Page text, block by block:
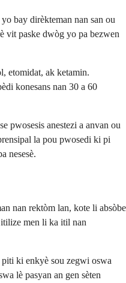
bay dirèkteman nan san ou
vit paske dwòg yo pa bezwen
etomidat, ak ketamin.
konesans nan 30 a 60
pwosesis anestezi a anvan ou
la pou pwosedi ki pi
nesesè.
nan rektòm lan, kote li absòbe
itilize men li ka itil nan
ki enkyè sou zegwi oswa
lè pasyan an gen sèten